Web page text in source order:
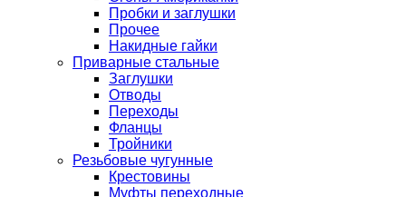
Пробки и заглушки
Прочее
Накидные гайки
Приварные стальные
Заглушки
Отводы
Переходы
Фланцы
Тройники
Резьбовые чугунные
Крестовины
Муфты переходные